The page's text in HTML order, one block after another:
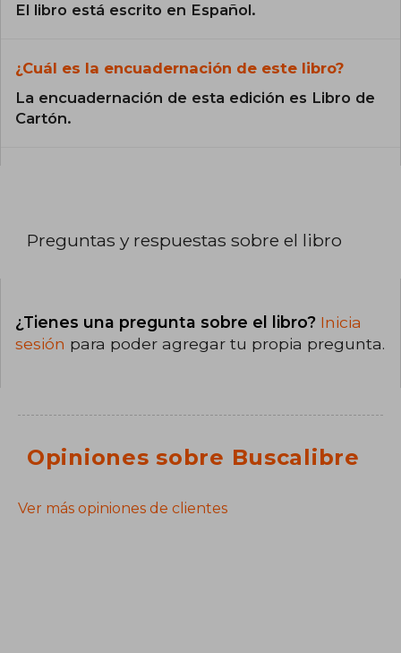
El libro está escrito en Español.
¿Cuál es la encuadernación de este libro?
La encuadernación de esta edición es Libro de
Cartón.
Preguntas y respuestas sobre el libro
¿Tienes una pregunta sobre el libro? Inicia
sesión para poder agregar tu propia pregunta.
Opiniones sobre Buscalibre
Ver más opiniones de clientes